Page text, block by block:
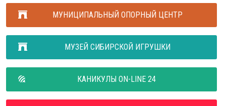
МУНИЦИПАЛЬНЫЙ ОПОРНЫЙ ЦЕНТР
МУЗЕЙ СИБИРСКОЙ ИГРУШКИ
КАНИКУЛЫ ON-LINE 24